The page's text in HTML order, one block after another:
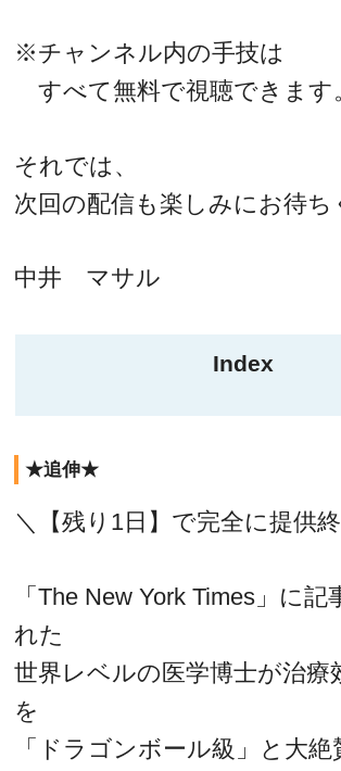
※チャンネル内の手技は
すべて無料で視聴できます
それでは、
次回の配信も楽しみにお待ち
中井 マサル
Index
★追伸★
＼【残り1日】で完全に提供
「The New York Times」に記
れた
世界レベルの医学博士が治療
を
「ドラゴンボール級」と大